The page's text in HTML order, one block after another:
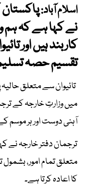
اسلام آباد:
نے کہا ہے کہ ہم
کاربند ہیں اور
تقسیم حصہ
تائیوان سے متعلق
میں وزارتِ خارجہ کے
آہنی دوست اور ہر موسم
ترجمان دفتر خارجہ نے
متعلق تمام امور، بشمول
کا اعادہ کرتا ہے۔